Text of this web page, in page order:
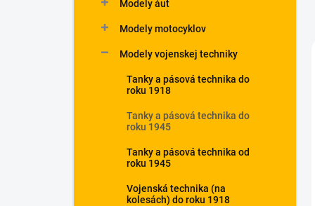
Modely áut
Modely motocyklov
Modely vojenskej techniky
Tanky a pásová technika do
roku 1918
Tanky a pásová technika do
roku 1945
Tanky a pásová technika od
roku 1945
Vojenská technika (na
kolesách) do roku 1918